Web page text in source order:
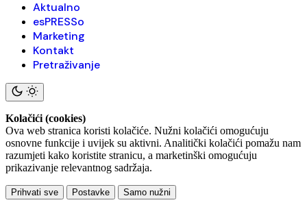
Aktualno
esPRESSo
Marketing
Kontakt
Pretraživanje
Kolačići (cookies)
Ova web stranica koristi kolačiće. Nužni kolačići omogućuju
osnovne funkcije i uvijek su aktivni. Analitički kolačići pomažu nam
razumjeti kako koristite stranicu, a marketinški omogućuju
prikazivanje relevantnog sadržaja.
Prihvati sve Postavke Samo nužni